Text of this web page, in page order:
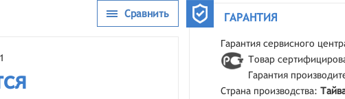
Сравнить ГАРАНТИЯ
Гарантия сервисного
Товар
Гарантия
Страна производства: